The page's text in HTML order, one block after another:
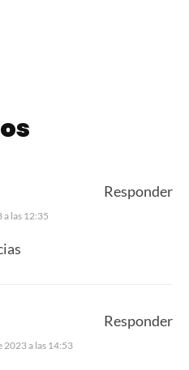
las 12:35
Responder
2023 a las 14:53
Responder